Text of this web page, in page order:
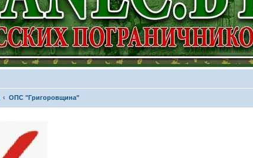
ОПС "Григоровщина"